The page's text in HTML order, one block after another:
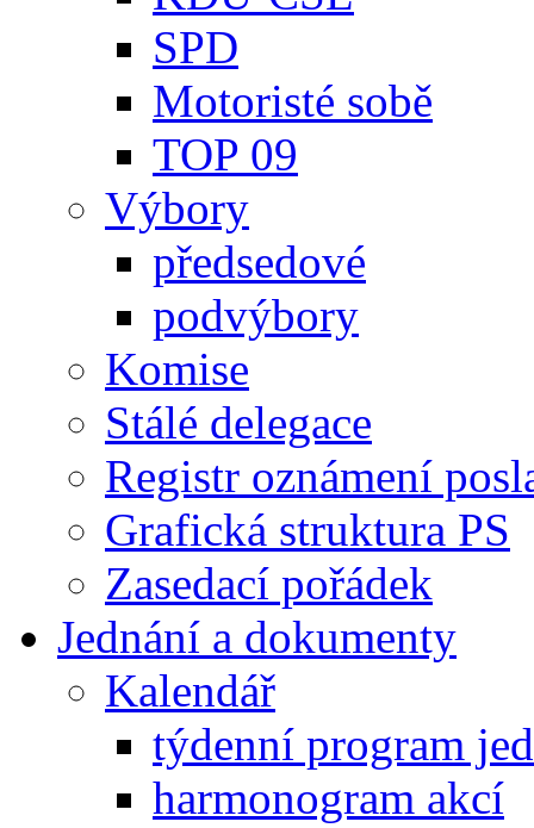
SPD
Motoristé sobě
TOP 09
Výbory
předsedové
podvýbory
Komise
Stálé delegace
Registr oznámení
Grafická struktura PS
Zasedací pořádek
Jednání a dokumenty
Kalendář
týdenní program
harmonogram akcí